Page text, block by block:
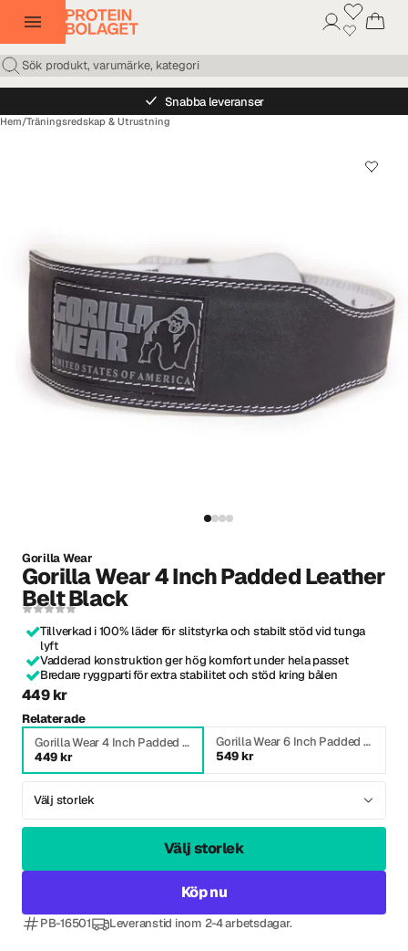
Snabba leveranser
Hem/Träningsredskap & Utrustning
Gorilla Wear
Gorilla Wear 4 Inch Padded Leather
Belt Black
Tillverkad i 100% läder för slitstyrka och stabilt stöd vid tunga
lyft
Vadderad konstruktion ger hög komfort under hela passet
Bredare ryggparti för extra stabilitet och stöd kring bålen
449 kr
Relaterade
Gorilla Wear 4 Inch Padded Leather Belt Black
449 kr
Gorilla Wear 6 Inch Padded Leather Belt Black
549 kr
Välj storlek
Välj storlek
Köp nu
PB-16501 Leveranstid inom 2-4 arbetsdagar.